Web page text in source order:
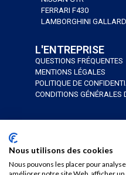
FERRARI F430
LAMBORGHINI
L'ENTREPRISE
QUESTIONS FRÉQUENTES
MENTIONS LÉGALES
POLITIQUE DE
CONDITIONS GÉNÉRALES
Nous utilisons des cookies
Nous pouvons les placer pour